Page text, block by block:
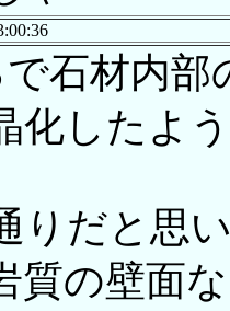
石材内部
化したよ
りだと思
質の壁面